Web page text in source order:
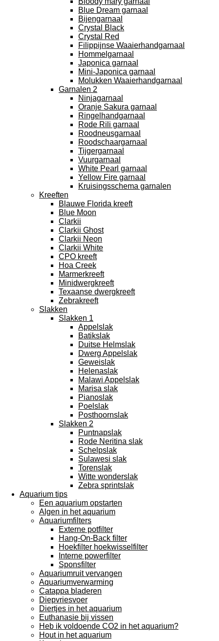
Blue Dream garnaal
Bijengarnaal
Crystal Black
Crystal Red
Filippijnse Waaierhandgarnaal
Hommelgarnaal
Japonica garnaal
Mini-Japonica garnaal
Molukken Waaierhandgarnaal
Garnalen 2
Ninjagarnaal
Oranje Sakura garnaal
Ringelhandgarnaal
Rode Rili garnaal
Roodneusgarnaal
Roodschaargarnaal
Tijgergarnaal
Vuurgarnaal
White Pearl garnaal
Yellow Fire garnaal
Kruisingsschema garnalen
Kreeften
Blauwe Florida kreeft
Blue Moon
Clarkii
Clarkii Ghost
Clarkii Neon
Clarkii White
CPO kreeft
Hoa Creek
Marmerkreeft
Minidwergkreeft
Texaanse dwergkreeft
Zebrakreeft
Slakken
Slakken 1
Appelslak
Batikslak
Duitse Helmslak
Dwerg Appelslak
Geweislak
Helenaslak
Malawi Appelslak
Marisa slak
Pianoslak
Poelslak
Posthoornslak
Slakken 2
Puntnapslak
Rode Neritina slak
Schelpslak
Sulawesi slak
Torenslak
Witte wonderslak
Zebra sprintslak
Aquarium tips
Een aquarium opstarten
Algen in het aquarium
Aquariumfilters
Externe potfilter
Hang-On-Back filter
Hoekfilter hoekwisselfilter
Interne powerfilter
Sponsfilter
Aquariumruit vervangen
Aquariumverwarming
Catappa bladeren
Diepvriesvoer
Diertjes in het aquarium
Euthanasie bij vissen
Heb ik voldoende CO2 in het aquarium?
Hout in het aquarium